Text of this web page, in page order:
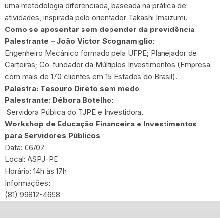
uma metodologia diferenciada, baseada na prática de
atividades, inspirada pelo orientador Takashi Imaizumi.
Como se aposentar sem depender da previdência
Palestrante – João Victor Scognamiglio:
Engenheiro Mecânico formado pela UFPE; Planejador de
Carteiras; Co-fundador da Múltiplos Investimentos (Empresa
com mais de 170 clientes em 15 Estados do Brasil).
Palestra: Tesouro Direto sem medo
Palestrante: Débora Botelho:
Servidora Pública do TJPE e Investidora.
Workshop de Educação Financeira e Investimentos
para Servidores Públicos
Data: 06/07
Local: ASPJ-PE
Horário: 14h às 17h
Informações:
(81) 99812-4698